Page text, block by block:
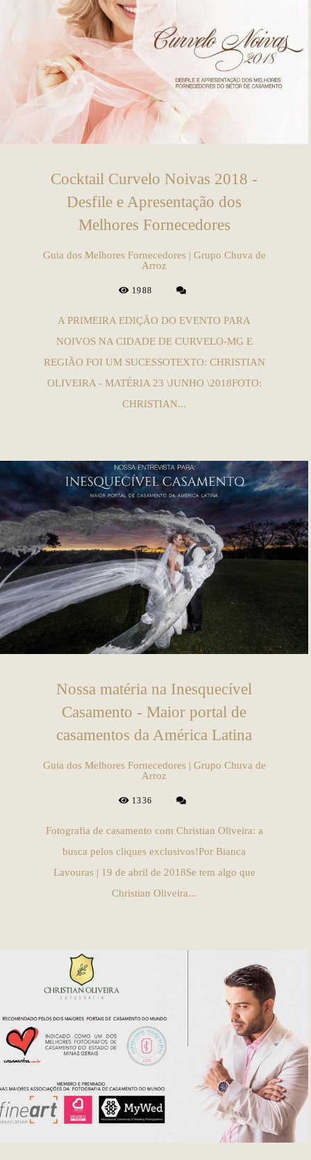
Cocktail Curvelo Noivas 2018 -
Desfile e Apresentação dos
Melhores Fornecedores
Guia dos Melhores Fornecedores | Grupo Chuva de
Arroz
1988
A PRIMEIRA EDIÇÃO DO EVENTO PARA
NOIVOS NA CIDADE DE CURVELO-MG E
REGIÃO FOI UM SUCESSOTEXTO: CHRISTIAN
OLIVEIRA - MATÉRIA 23 \JUNHO \2018FOTO:
CHRISTIAN...
Nossa matéria na Inesquecível
Casamento - Maior portal de
casamentos da América Latina
Guia dos Melhores Fornecedores | Grupo Chuva de
Arroz
1336
Fotografia de casamento com Christian Oliveira: a
busca pelos cliques exclusivos!Por Bianca
Lavouras | 19 de abril de 2018Se tem algo que
Christian Oliveira...